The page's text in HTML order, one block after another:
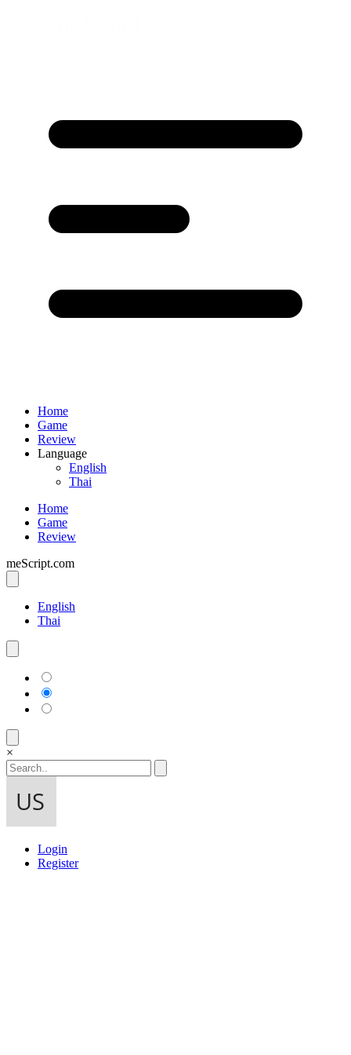
Home
Game
Review
Language
English
Thai
Home
Game
Review
meScript.com
English
Thai
×
Login
Register